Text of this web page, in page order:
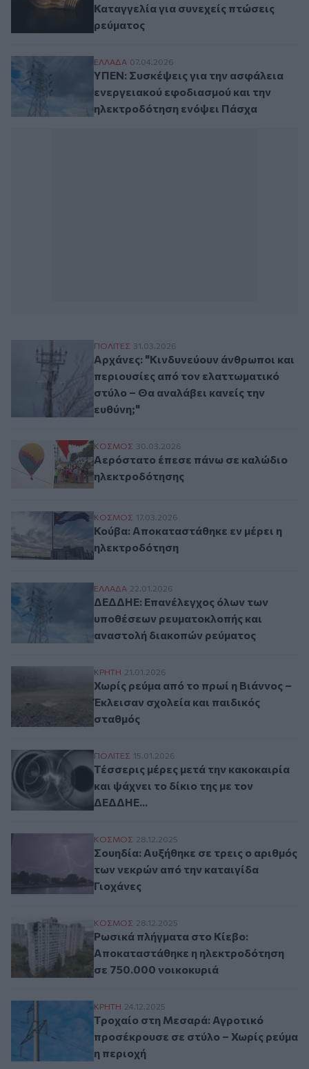
Καταγγελία για συνεχείς πτώσεις
ρεύματος
ΥΠΕΝ: Συσκέψεις για την ασφάλεια
ΕΛΛAΔΑ 07.04.2026
ΥΠΕΝ: Συσκέψεις για την ασφάλεια
ενεργειακού εφοδιασμού και την
ηλεκτροδότηση ενόψει Πάσχα
Αρχάνες: "Κινδυνεύουν άνθρωποι και
ΠΟΛΙΤΕΣ 31.03.2026
Αρχάνες: "Κινδυνεύουν άνθρωποι και
περιουσίες από τον ελαττωματικό
στύλο – Θα αναλάβει κανείς την
ευθύνη;"
Αερόστατο έπεσε πάνω σε καλώδιο
ΚΟΣΜΟΣ 30.03.2026
Αερόστατο έπεσε πάνω σε καλώδιο
ηλεκτροδότησης
Κούβα: Αποκαταστάθηκε εν μέρει η
ΚΟΣΜΟΣ 17.03.2026
Κούβα: Αποκαταστάθηκε εν μέρει η
ηλεκτροδότηση
ΔΕΔΔΗΕ: Επανέλεγχος όλων των
ΕΛΛAΔΑ 22.01.2026
ΔΕΔΔΗΕ: Επανέλεγχος όλων των
υποθέσεων ρευματοκλοπής και
αναστολή διακοπών ρεύματος
Χωρίς ρεύμα από το πρωί η Βιάννος –
ΚΡΗΤΗ 21.01.2026
Χωρίς ρεύμα από το πρωί η Βιάννος –
Έκλεισαν σχολεία και παιδικός
σταθμός
Τέσσερις μέρες μετά την κακοκαιρία και
ΠΟΛΙΤΕΣ 15.01.2026
Τέσσερις μέρες μετά την κακοκαιρία
και ψάχνει το δίκιο της με τον
ΔΕΔΔΗΕ...
Σουηδία: Αυξήθηκε σε τρεις ο αριθμός
ΚΟΣΜΟΣ 28.12.2025
Σουηδία: Αυξήθηκε σε τρεις ο αριθμός
των νεκρών από την καταιγίδα
Γιοχάνες
Ρωσικά πλήγματα στο Κίεβο:
ΚΟΣΜΟΣ 28.12.2025
Ρωσικά πλήγματα στο Κίεβο:
Αποκαταστάθηκε η ηλεκτροδότηση
σε 750.000 νοικοκυριά
Τροχαίο στη Μεσαρά: Αγροτικό
ΚΡΗΤΗ 24.12.2025
Τροχαίο στη Μεσαρά: Αγροτικό
προσέκρουσε σε στύλο – Χωρίς ρεύμα
η περιοχή